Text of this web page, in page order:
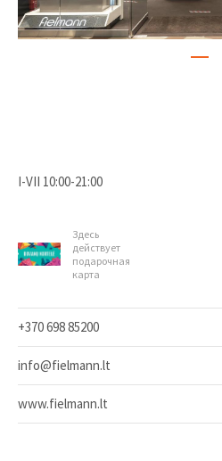
I-VII 10:00-21:00
Здесь
действует
подарочная
карта
+370 698 85200
info@fielmann.lt
www.fielmann.lt